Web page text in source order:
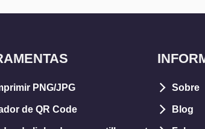
PNG/JPG
de QR Code
Sobre
Blog